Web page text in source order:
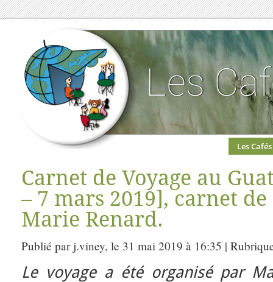
Les Cafés
Carnet de Voyage au
– 7 mars 2019], carnet
Marie Renard.
Publié par j.viney, le 31 mai 2019 à 16:35 |
Le voyage a été organisé par